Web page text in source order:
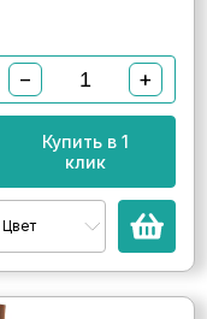
− +
Купить в 1
клик
Цвет